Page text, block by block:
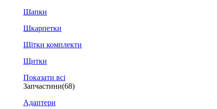
Шапки
Шкарпетки
Щітки комплекти
Щитки
Показати всі
Запчастини(68)
Адаптери